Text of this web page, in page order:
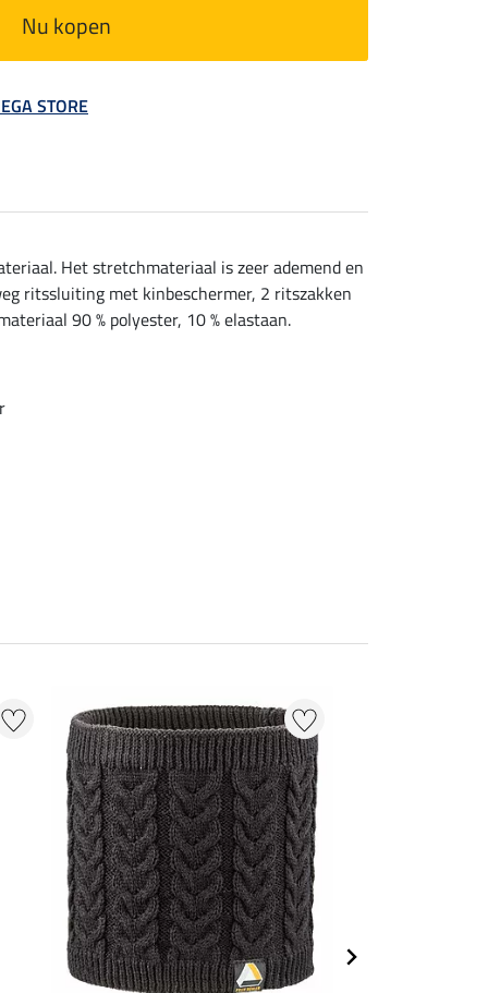
Nu kopen
STORE
Het stretchmateriaal is zeer ademend en
ritssluiting met kinbeschermer, 2 ritszakken
90 % polyester, 10 % elastaan.